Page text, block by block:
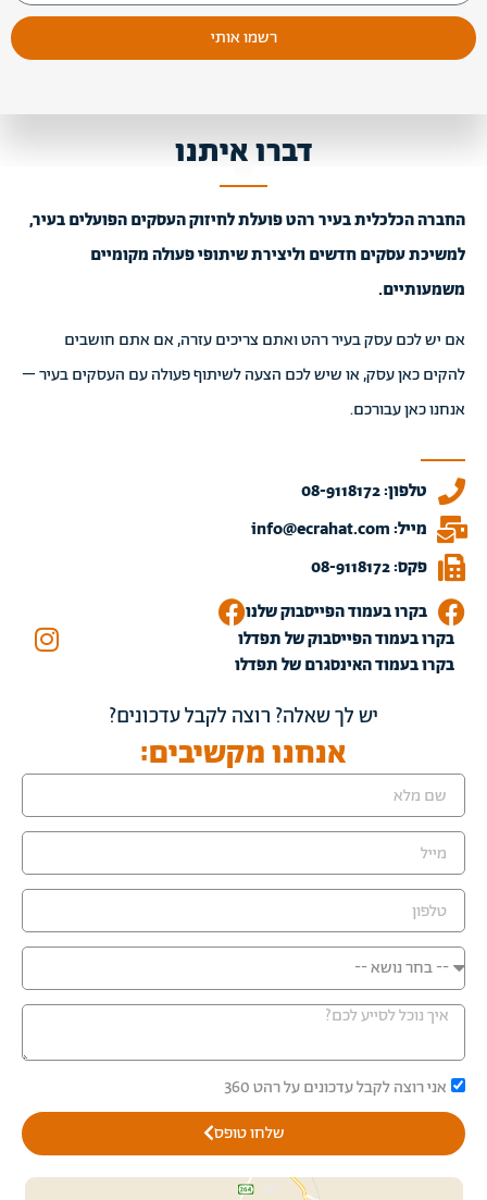
רשמו אותי
דברו איתנו
החברה הכלכלית בעיר רהט פועלת לחיזוק העסקים הפועלים בעיר,
למשיכת עסקים חדשים וליצירת שיתופי פעולה מקומיים
משמעותיים.
אם יש לכם עסק בעיר רהט ואתם צריכים עזרה, אם אתם חושבים
להקים כאן עסק, או שיש לכם הצעה לשיתוף פעולה עם העסקים בעיר –
אנחנו כאן עבורכם.
טלפון: 08-9118172
מייל: info@ecrahat.com
פקס: 08-9118172
בקרו בעמוד הפייסבוק שלנו
בקרו בעמוד הפייסבוק של תפדלו
בקרו בעמוד האינסגרם של תפדלו
יש לך שאלה? רוצה לקבל עדכונים?
אנחנו מקשיבים:
אני רוצה לקבל עדכונים על רהט 360
שלחו טופס